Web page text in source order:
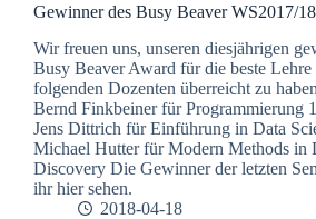
Gewinner des Busy Beaver WS2017/18
Wir freuen uns, unseren diesjährigen
Busy Beaver Award für die beste Lehre
folgenden Dozenten überreicht zu
Bernd Finkbeiner für Programmierung
Jens Dittrich für Einführung in Data
Michael Hutter für Modern Methods in
Discovery Die Gewinner der letzten
ihr hier sehen.
2018-04-18